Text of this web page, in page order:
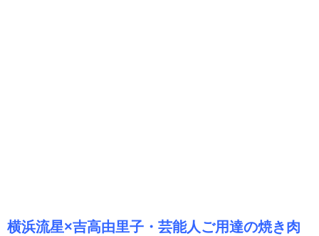
横浜流星×吉高由里子・芸能人ご用達の焼き肉